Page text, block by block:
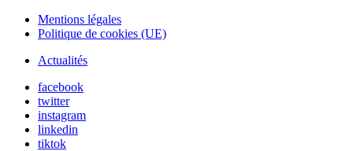
Mentions légales
Politique de cookies (UE)
Actualités
facebook
twitter
instagram
linkedin
tiktok